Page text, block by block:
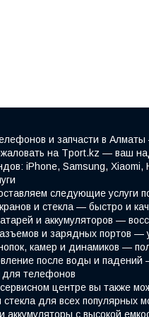
и запчасти в
на Tport.kz — ваш
iPhone, Samsung,
следующие услуги
и стекла — быстро и
и аккумуляторов —
и зарядных портов —
камер и динамиков —
после воды и падений
для телефонов
центре вы также
для всех популярных
аккумуляторы с высокой